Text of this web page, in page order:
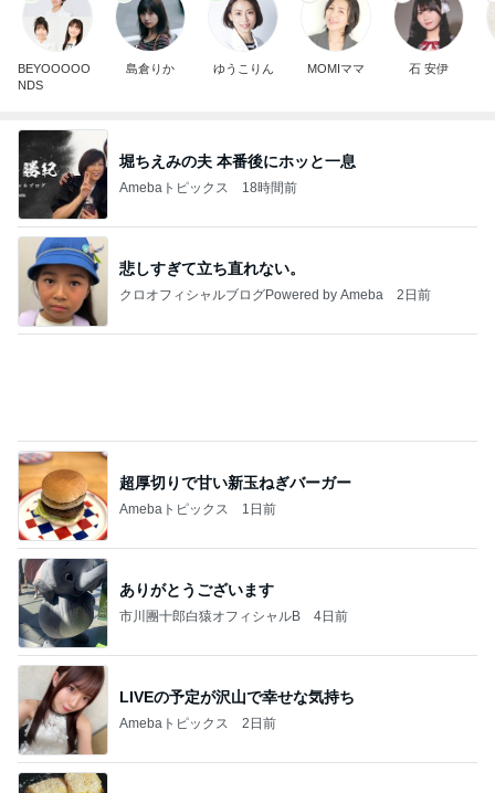
BEYOOOOO
NDS
島倉りか ゆうこりん MOMIママ 石 安伊
堀ちえみの夫 本番後にホッと一息
Amebaトピックス 18時間前
悲しすぎて立ち直れない。
クロオフィシャルブログPowered by Ameba 2日前
超厚切りで甘い新玉ねぎバーガー
Amebaトピックス 1日前
ありがとうございます
市川團十郎白猿オフィシャルB 4日前
LIVEの予定が沢山で幸せな気持ち
Amebaトピックス 2日前